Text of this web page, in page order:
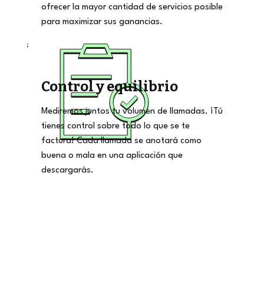
ofrecer la mayor cantidad de servicios posible
para maximizar sus ganancias.
Control y equilibrio
Mediremos juntos tu volumen de llamadas. ¡Tú
tienes control sobre todo lo que se te
factura! Cada llamada se anotará como
buena o mala en una aplicación que
descargarás.